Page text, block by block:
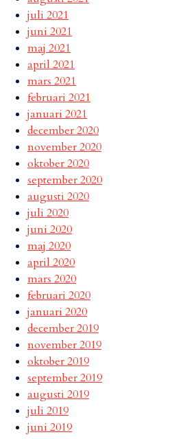
juli 2021
juni 2021
maj 2021
april 2021
mars 2021
februari 2021
januari 2021
december 2020
november 2020
oktober 2020
september 2020
augusti 2020
juli 2020
juni 2020
maj 2020
april 2020
mars 2020
februari 2020
januari 2020
december 2019
november 2019
oktober 2019
september 2019
augusti 2019
juli 2019
juni 2019